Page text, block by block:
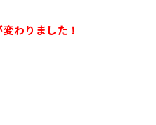
わりました！